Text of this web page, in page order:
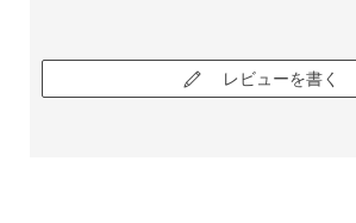
レビューを書く